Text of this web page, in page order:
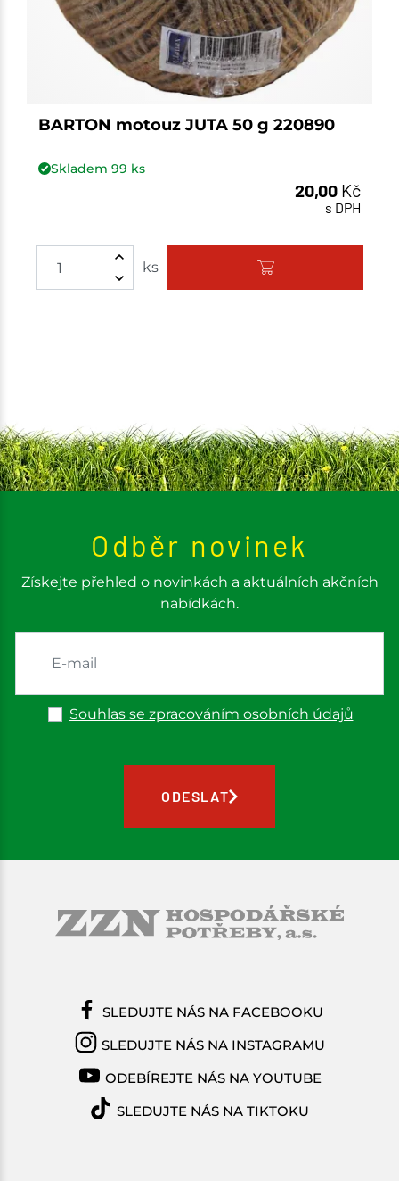
BARTON motouz JUTA 50 g 220890
Skladem 99 ks
20,00 Kč
s DPH
ks Množství
Odběr novinek
Získejte přehled o novinkách a aktuálních akčních
nabídkách.
Souhlas se zpracováním osobních údajů
ODESLAT
SLEDUJTE NÁS NA FACEBOOKU
SLEDUJTE NÁS NA INSTAGRAMU
ODEBÍREJTE NÁS NA YOUTUBE
SLEDUJTE NÁS NA TIKTOKU